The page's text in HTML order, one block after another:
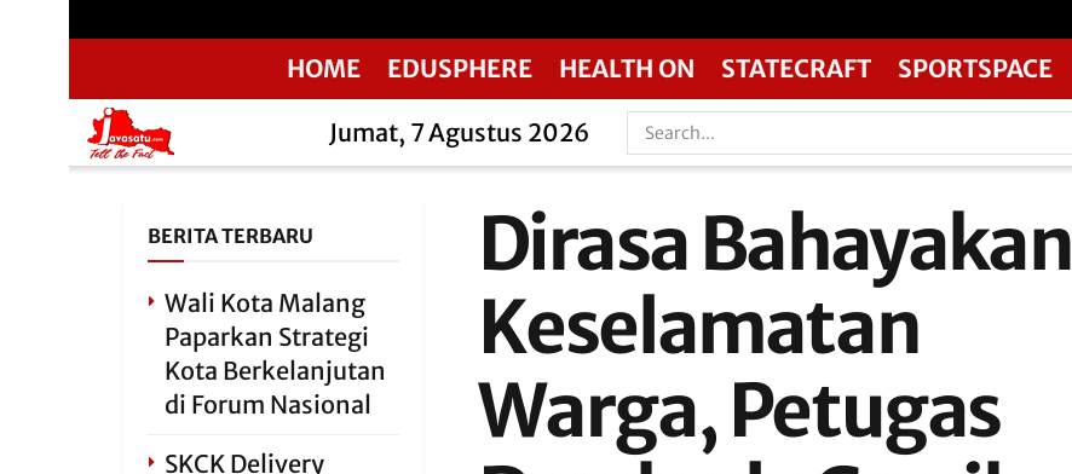
HOME EDUSPHERE HEALTH ON STATECRAFT SPORTSPACE
Jumat, 7 Agustus 2026
Dirasa Bahayakan
Keselamatan
Warga, Petugas
BERITA TERBARU
Wali Kota Malang
Paparkan Strategi
Kota Berkelanjutan
di Forum Nasional
SKCK Delivery